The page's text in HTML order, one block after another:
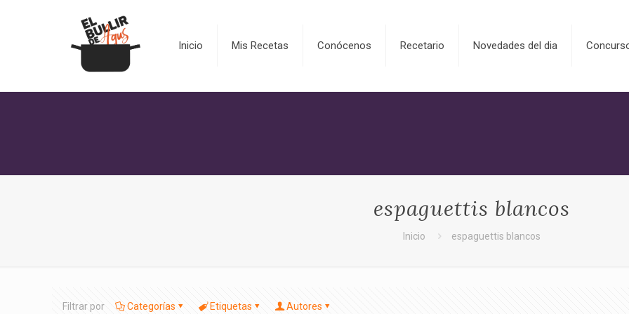
Inicio Mis Recetas Conócenos Recetario Novedades del dia
espaguettis blancos
Inicio espaguettis blancos
Filtrar por Categorías Etiquetas Autores